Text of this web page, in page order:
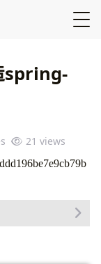
spring-
21 views